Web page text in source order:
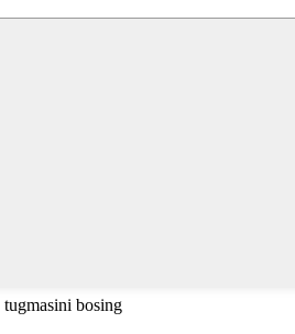
bosing